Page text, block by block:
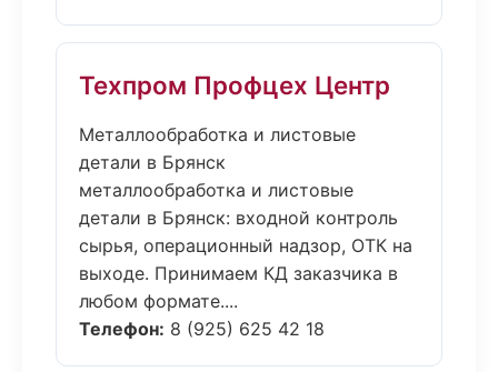
Техпром Профцех Центр
Металлообработка и листовые
детали в Брянск
металлообработка и листовые
детали в Брянск: входной контроль
сырья, операционный надзор, ОТК на
выходе. Принимаем КД заказчика в
любом формате....
Телефон: 8 (925) 625 42 18